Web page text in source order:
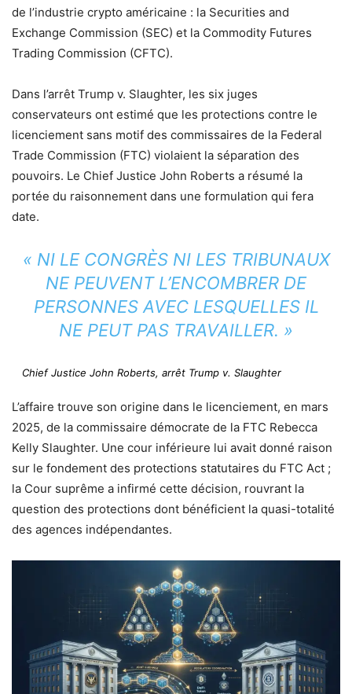
de l’industrie crypto américaine : la Securities and
Exchange Commission (SEC) et la Commodity Futures
Trading Commission (CFTC).
Dans l’arrêt Trump v. Slaughter, les six juges
conservateurs ont estimé que les protections contre le
licenciement sans motif des commissaires de la Federal
Trade Commission (FTC) violaient la séparation des
pouvoirs. Le Chief Justice John Roberts a résumé la
portée du raisonnement dans une formulation qui fera
date.
« NI LE CONGRÈS NI LES TRIBUNAUX
NE PEUVENT L’ENCOMBRER DE
PERSONNES AVEC LESQUELLES IL
NE PEUT PAS TRAVAILLER. »
Chief Justice John Roberts, arrêt Trump v. Slaughter
L’affaire trouve son origine dans le licenciement, en mars
2025, de la commissaire démocrate de la FTC Rebecca
Kelly Slaughter. Une cour inférieure lui avait donné raison
sur le fondement des protections statutaires du FTC Act ;
la Cour suprême a infirmé cette décision, rouvrant la
question des protections dont bénéficient la quasi-totalité
des agences indépendantes.